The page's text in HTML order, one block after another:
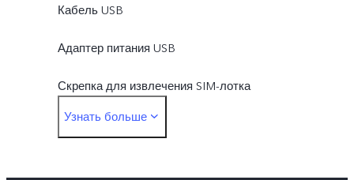
Кабель USB
Адаптер питания USB
Скрепка для извлечения SIM-лотка
Защитный чехол
Узнать больше